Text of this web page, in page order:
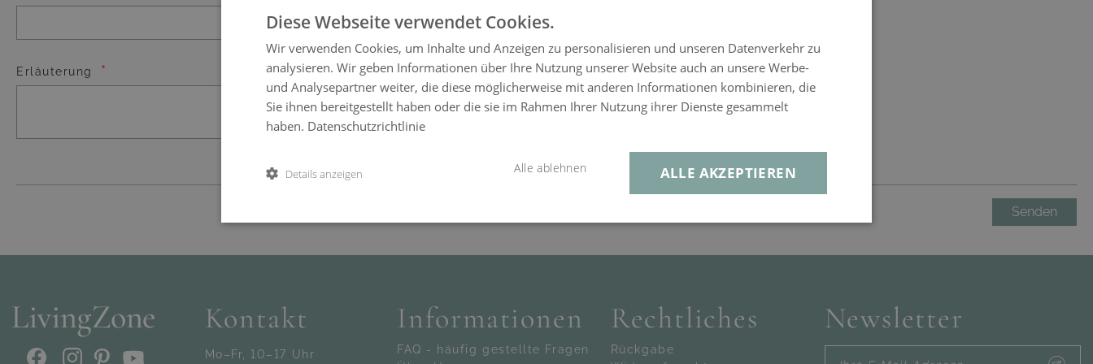
Erläuterung
Senden
Kontakt
Mo–Fr, 10–17 Uhr
Informationen
FAQ - häufig gestellte Fragen
Rechtliches
Rückgabe
Newsletter
Diese Webseite verwendet Cookies.
Wir verwenden Cookies, um Inhalte und Anzeigen zu personalisieren und unseren Datenverkehr zu
analysieren. Wir geben Informationen über Ihre Nutzung unserer Website auch an unsere Werbe-
und Analysepartner weiter, die diese möglicherweise mit anderen Informationen kombinieren, die
Sie ihnen bereitgestellt haben oder die sie im Rahmen Ihrer Nutzung ihrer Dienste gesammelt
haben. Datenschutzrichtlinie
ALLE AKZEPTIEREN
Alle ablehnen
Details anzeigen